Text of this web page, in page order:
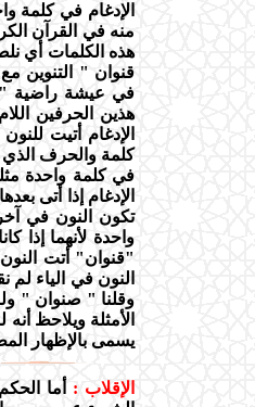
الإدغام في كلمة
منه في القرآن
هذه الكلمات أي
قنوان " التنوين
في عيشة راضية "
هذين الحرفين
الإدغام أتيت
كلمة والحرف الذي
في كلمة واحدة
الإدغام إذا أتى
تكون النون في
واحدة لأنهما إذا
"قنوان" أتت
النون في الياء لم
وقلنا " صنوان "
الأمثلة ويلاحظ
يسمى بالإظهار
الإقلاب :
أما